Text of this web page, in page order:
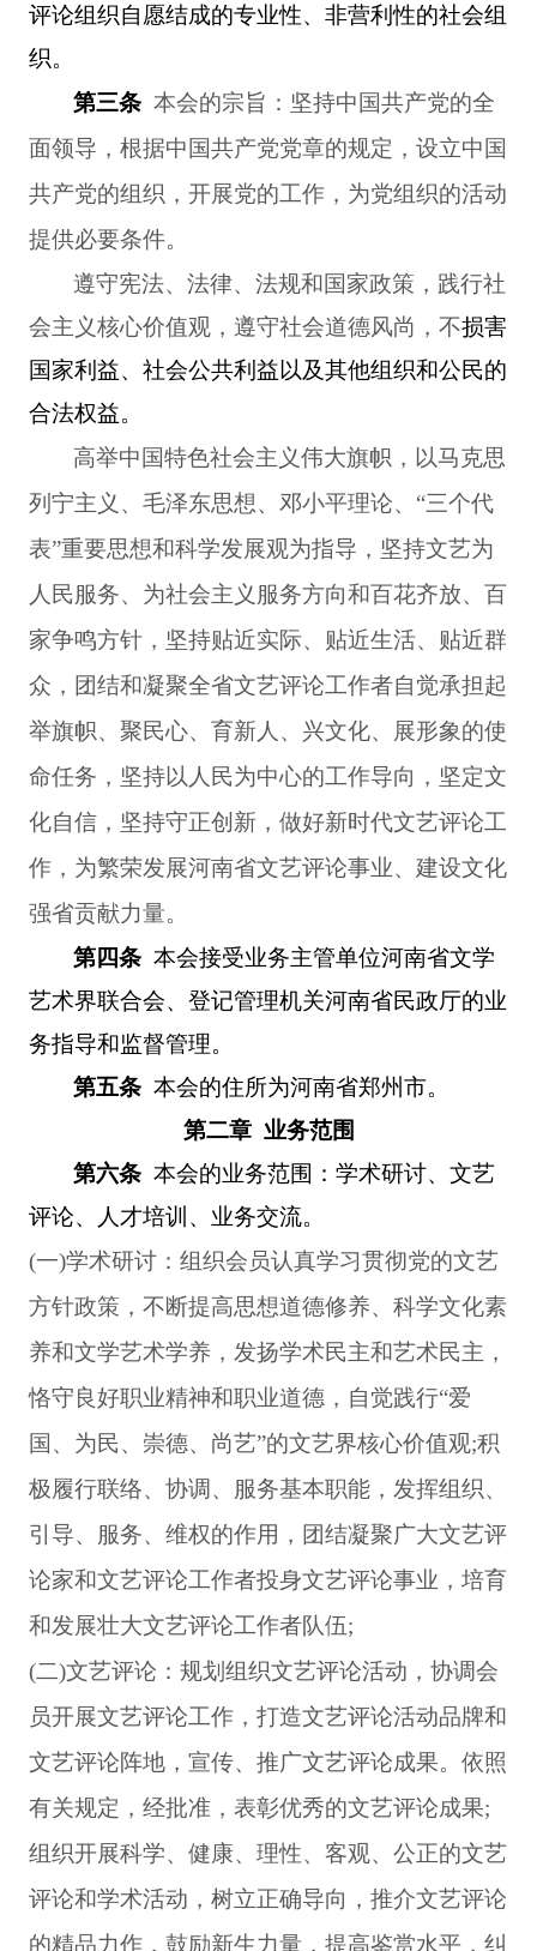
评论组织自愿结成的专业性、非营利性的社会组
织。
第三条 本会的宗旨：坚持中国共产党的全
面领导，根据中国共产党党章的规定，设立中国
共产党的组织，开展党的工作，为党组织的活动
提供必要条件。
遵守宪法、法律、法规和国家政策，践行社
会主义核心价值观，遵守社会道德风尚，不损害
国家利益、社会公共利益以及其他组织和公民的
合法权益。
高举中国特色社会主义伟大旗帜，以马克思
列宁主义、毛泽东思想、邓小平理论、“三个代
表”重要思想和科学发展观为指导，坚持文艺为
人民服务、为社会主义服务方向和百花齐放、百
家争鸣方针，坚持贴近实际、贴近生活、贴近群
众，团结和凝聚全省文艺评论工作者自觉承担起
举旗帜、聚民心、育新人、兴文化、展形象的使
命任务，坚持以人民为中心的工作导向，坚定文
化自信，坚持守正创新，做好新时代文艺评论工
作，为繁荣发展河南省文艺评论事业、建设文化
强省贡献力量。
第四条 本会接受业务主管单位河南省文学
艺术界联合会、登记管理机关河南省民政厅的业
务指导和监督管理。
第五条 本会的住所为河南省郑州市。
第二章 业务范围
第六条 本会的业务范围：学术研讨、文艺
评论、人才培训、业务交流。
(一)学术研讨：组织会员认真学习贯彻党的文艺
方针政策，不断提高思想道德修养、科学文化素
养和文学艺术学养，发扬学术民主和艺术民主，
恪守良好职业精神和职业道德，自觉践行“爱
国、为民、崇德、尚艺”的文艺界核心价值观;积
极履行联络、协调、服务基本职能，发挥组织、
引导、服务、维权的作用，团结凝聚广大文艺评
论家和文艺评论工作者投身文艺评论事业，培育
和发展壮大文艺评论工作者队伍;
(二)文艺评论：规划组织文艺评论活动，协调会
员开展文艺评论工作，打造文艺评论活动品牌和
文艺评论阵地，宣传、推广文艺评论成果。依照
有关规定，经批准，表彰优秀的文艺评论成果;
组织开展科学、健康、理性、客观、公正的文艺
评论和学术活动，树立正确导向，推介文艺评论
的精品力作，鼓励新生力量，提高鉴赏水平，纠